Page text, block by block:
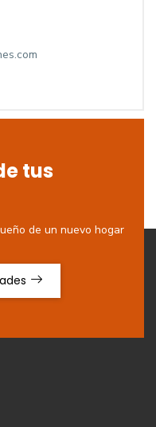
tus
de un nuevo hogar